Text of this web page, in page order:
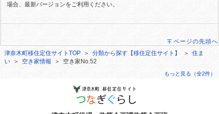
場合、最新バージョンをご利用ください。
ページの先頭へ
津奈木町移住定住サイトTOP ＞分類から探す【移住定住サイト】 ＞住ま
い ＞ 空き家情報 ＞ 空き家No.52
もっと見る（全2件）